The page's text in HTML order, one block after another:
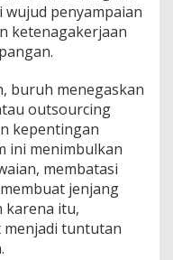
wujud penyampaian
ketenagakerjaan
buruh menegaskan
outsourcing
kepentingan
ini menimbulkan
membatasi
jenjang
karena itu,
tuntutan